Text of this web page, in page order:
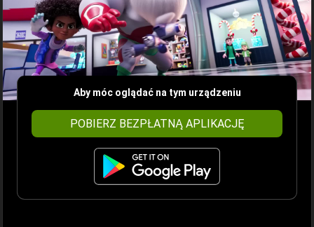
Aby móc oglądać na tym urządzeniu
POBIERZ BEZPŁATNĄ APLIKACJĘ